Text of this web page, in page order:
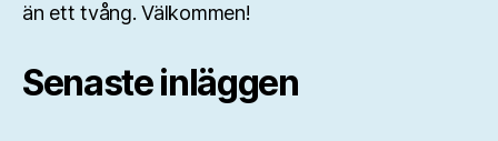
än ett tvång. Välkommen!
Senaste inläggen